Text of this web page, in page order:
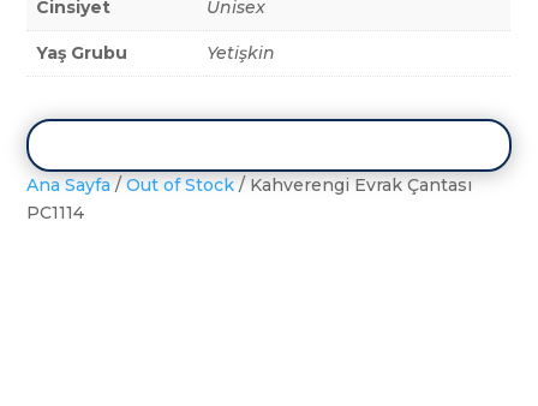
Cinsiyet Unisex
Yaş Grubu Yetişkin
Ana Sayfa /Out of Stock / Kahverengi Evrak Çantası
PC1114